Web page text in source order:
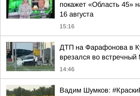
покажет «Область 45»
16 августа
15:16
ДТП на Фарафонова в
врезался во встречный
14:46
Вадим Шумков: